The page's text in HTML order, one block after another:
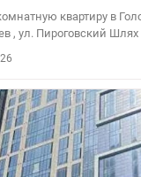
квартиру в
, ул. Пироговский
вид на лес . Санузел
счетчики на воду , газ,
и вода
по договору .
Двор тихий. Инфраструктура